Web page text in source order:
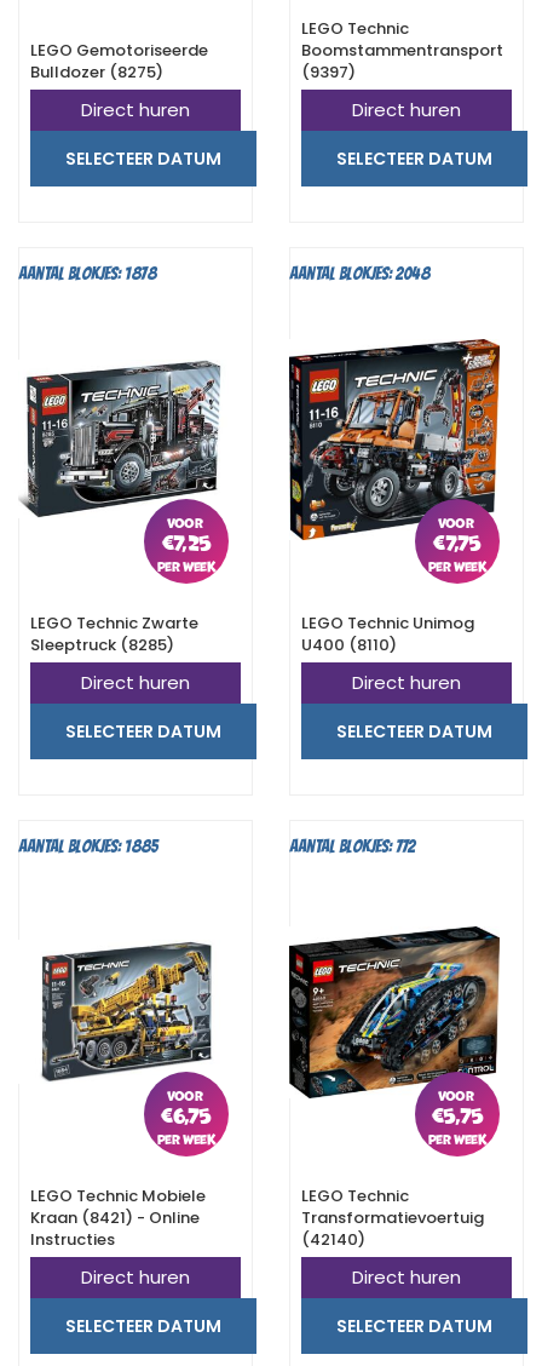
LEGO Gemotoriseerde
Bulldozer (8275)
Direct huren
SELECTEER DATUM
LEGO Technic
Boomstammentransport
(9397)
Direct huren
SELECTEER DATUM
Aantal blokjes: 1878
€7,25
LEGO Technic Zwarte
Sleeptruck (8285)
Direct huren
SELECTEER DATUM
Aantal blokjes: 2048
€7,75
LEGO Technic Unimog
U400 (8110)
Direct huren
SELECTEER DATUM
Aantal blokjes: 1885
€6,75
LEGO Technic Mobiele
Kraan (8421) - Online
Instructies
Direct huren
SELECTEER DATUM
Aantal blokjes: 772
€5,75
LEGO Technic
Transformatievoertuig
(42140)
Direct huren
SELECTEER DATUM